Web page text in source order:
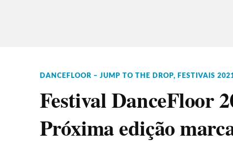
DANCEFLOOR – JUMP TO THE DROP, FESTIVAIS
Festival DanceFloor
Próxima edição